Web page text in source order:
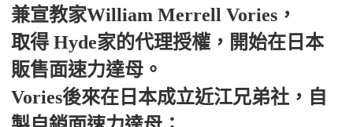
兼宣教家William Merrell Vories，
取得 Hyde家的代理授權，開始在日本
販售面速力達母。
Vories後來在日本成立近江兄弟社，自